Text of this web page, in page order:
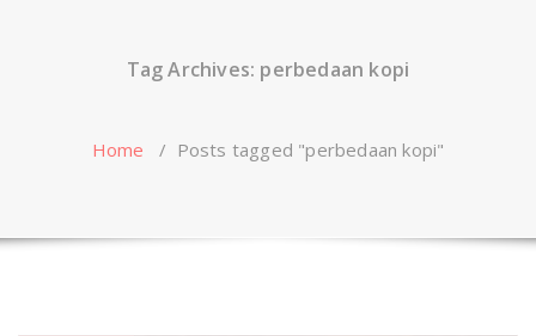
Tag Archives: perbedaan kopi
Home / Posts tagged "perbedaan kopi"